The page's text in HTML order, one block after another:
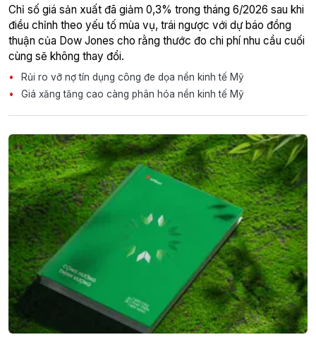
Chỉ số giá sản xuất đã giảm 0,3% trong tháng 6/2026 sau khi
điều chỉnh theo yếu tố mùa vụ, trái ngược với dự báo đồng
thuận của Dow Jones cho rằng thước đo chi phí nhu cầu cuối
cùng sẽ không thay đổi.
Rủi ro vỡ nợ tín dụng công đe dọa nền kinh tế Mỹ
Giá xăng tăng cao càng phân hóa nền kinh tế Mỹ